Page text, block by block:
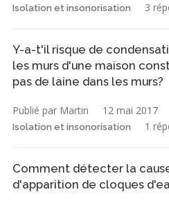
Isolation et insonorisation 3
Y-a-t'il risque de
les murs d'une maison
pas de laine dans les murs?
Publié par Martin 12 mai 2017
Isolation et insonorisation 1
Comment détecter la
d'apparition de cloques